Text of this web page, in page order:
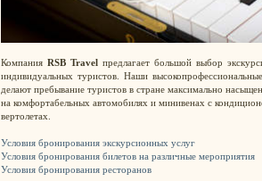
Компания RSB Travelпредлагает большой выбор
индивидуальных туристов. Наши
делают пребывание туристов в стране максимально
на комфортабельных автомобилях и минивенах с
вертолетах.
Условия бронирования экскурсионных услуг
Условия бронирования билетов на различные мероприятия
Условия бронирования ресторанов